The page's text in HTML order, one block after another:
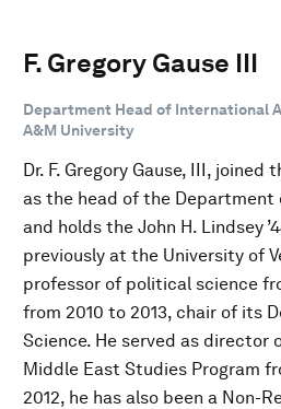
F. Gregory Gause III
Department Head of International
A&M University
Dr. F. Gregory Gause, III, joined
as the head of the
and holds the John H. Lindsey
previously at the University of
professor of political science
from 2010 to 2013, chair of its
Science. He served as director
Middle East Studies Program
2012, he has also been a Non-